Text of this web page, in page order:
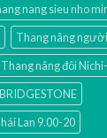
nang sieu nho
Thang nâng người
Thang nâng đôi
Lan 9.00-20